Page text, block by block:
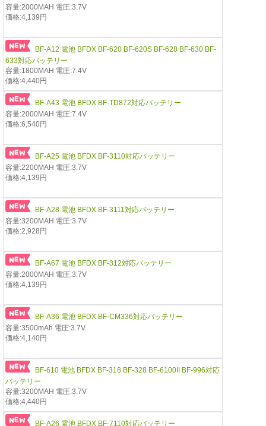
容量:2000MAH 電圧:3.7V
価格:4,139円
BF-A12 電池 BFDX BF-620 BF-620S BF-628 BF-630 BF-
633対応バッテリー
容量:1800MAH 電圧:7.4V
価格:4,440円
BF-A43 電池 BFDX BF-TD872対応バッテリー
容量:2000MAH 電圧:7.4V
価格:6,540円
BF-A25 電池 BFDX BF-3110対応バッテリー
容量:2200MAH 電圧:3.7V
価格:4,139円
BF-A28 電池 BFDX BF-3111対応バッテリー
容量:3200MAH 電圧:3.7V
価格:2,928円
BF-A67 電池 BFDX BF-312対応バッテリー
容量:2000MAH 電圧:3.7V
価格:4,139円
BF-A36 電池 BFDX BF-CM336対応バッテリー
容量:3500mAh 電圧:3.7V
価格:4,140円
BF-610 電池 BFDX BF-318 BF-328 BF-6100II BF-996対応
バッテリー
容量:3200MAH 電圧:3.7V
価格:4,440円
BF-A26 電池 BFDX BF-7110対応バッテリー